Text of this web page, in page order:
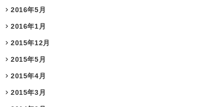
2016年5月
2016年1月
2015年12月
2015年5月
2015年4月
2015年3月